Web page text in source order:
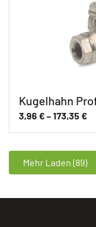
Kugelhahn
3,96 €–173,35 €
Mehr Laden (89)